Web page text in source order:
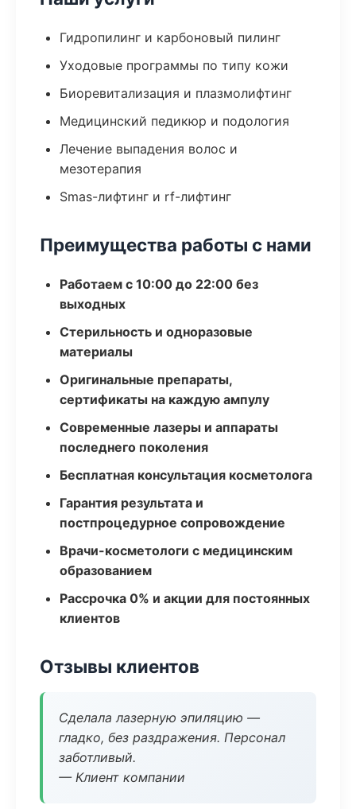
Гидропилинг и карбоновый пилинг
Уходовые программы по типу кожи
Биоревитализация и плазмолифтинг
Медицинский педикюр и подология
Лечение выпадения волос и
мезотерапия
Smas-лифтинг и rf-лифтинг
Преимущества работы с нами
Работаем с 10:00 до 22:00 без
выходных
Стерильность и одноразовые
материалы
Оригинальные препараты,
сертификаты на каждую ампулу
Современные лазеры и аппараты
последнего поколения
Бесплатная консультация косметолога
Гарантия результата и
постпроцедурное сопровождение
Врачи-косметологи с медицинским
образованием
Рассрочка 0% и акции для постоянных
клиентов
Отзывы клиентов
Сделала лазерную эпиляцию —
гладко, без раздражения. Персонал
заботливый.
— Клиент компании